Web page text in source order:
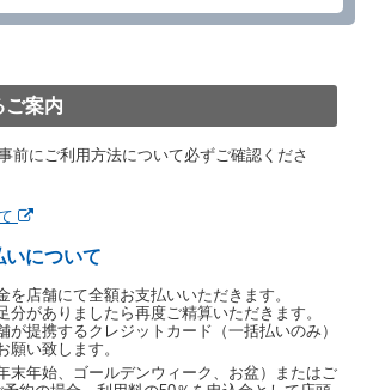
上経過してもレンタカー貸渡契約（以下
を当社に支払うものとし、当社は、この
数料の支払いがあったときは、受領済の予
借受人に返還するものとします。
により、予約が取り消されたとき、又は貸
還するものとします。
のいずれの責にもよらない事由により貸
ます。この場合、当社は受領済の予約申込
るものとします。
レンタカー）
ご案内
前にご利用方法について必ずご確認くださ
いについて
を店舗にて全額お支払いいただきます。
分がありましたら再度ご精算いただきます。
が提携するクレジットカード（一括払いのみ）
願い致します。
末年始、ゴールデンウィーク、お盆）またはご